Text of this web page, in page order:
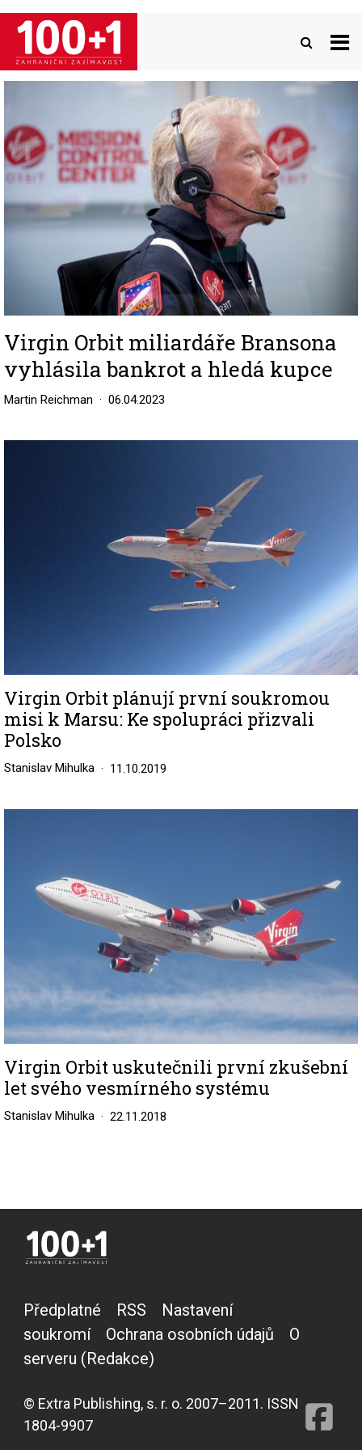
Přejít
hlavnímu
obsahu
Virgin Orbit miliardáře Bransona
vyhlásila bankrot a hledá kupce
Martin Reichman 06.04.2023
Virgin Orbit plánují první soukromou
misi k Marsu: Ke spolupráci přizvali
Polsko
Stanislav Mihulka 11.10.2019
Virgin Orbit uskutečnili první zkušební
let svého vesmírného systému
Stanislav Mihulka 22.11.2018
Předplatné RSS
Nastavení
soukromí
Ochrana osobních údajů
O
serveru (Redakce)
© Extra Publishing, s. r. o. 2007–2011. ISSN
1804-9907